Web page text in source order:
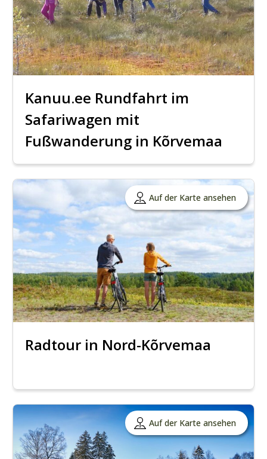
Kanuu.ee Rundfahrt im
Safariwagen mit
Fußwanderung in Kõrvemaa
Auf der Karte ansehen
Radtour in Nord-Kõrvemaa
Auf der Karte ansehen